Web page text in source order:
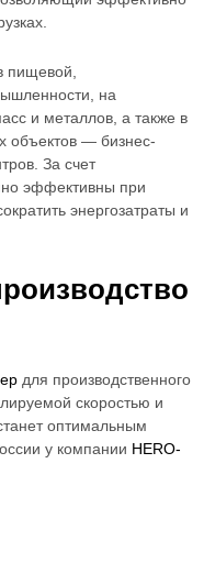
пищевой,
на
и металлов, а также в
объектов — бизнес-
За счет
эффективны при
энергозатраты и
для производственного
скоростью и
оптимальным
у компании HERO-